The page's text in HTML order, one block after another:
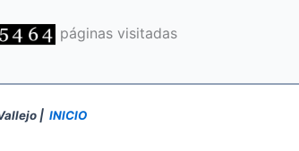
páginas visitadas
| INICIO